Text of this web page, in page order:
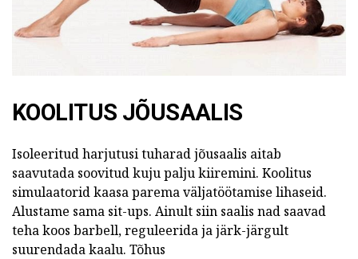
KOOLITUS JÕUSAALIS
Isoleeritud harjutusi tuharad jõusaalis aitab
saavutada soovitud kuju palju kiiremini. Koolitus
simulaatorid kaasa parema väljatöötamise lihaseid.
Alustame sama sit-ups. Ainult siin saalis nad saavad
teha koos barbell, reguleerida ja järk-järgult
suurendada kaalu. Tõhus